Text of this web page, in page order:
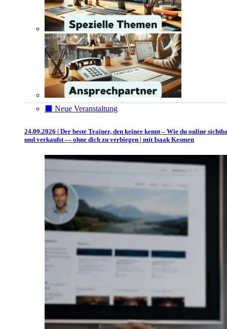
⬛️ Neue Veranstaltung
24.09.2026 | Der beste Trainer, den keiner kennt – Wie du online
und verkaufst — ohne dich zu verbiegen | mit Isaak Kesmen